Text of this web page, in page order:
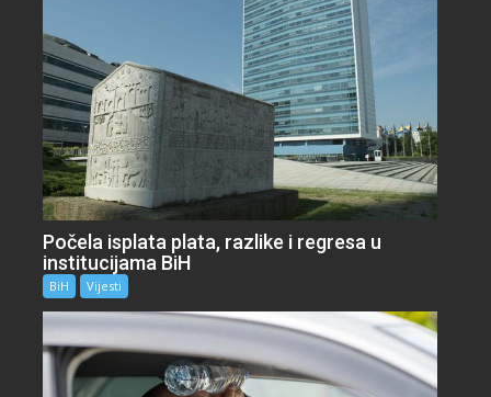
Počela isplata plata, razlike i regresa u
institucijama BiH
BiH Vijesti